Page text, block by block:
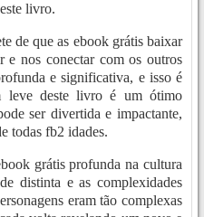
livro.
de que as ebook grátis baixar
e nos conectar com os outros
e significativa, e isso é
leve deste livro é um ótimo
ser divertida e impactante,
todas fb2 idades.
grátis profunda na cultura
distinta e as complexidades
eram tão complexas